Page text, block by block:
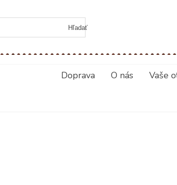
Hľadať
Doprava O nás Vaše